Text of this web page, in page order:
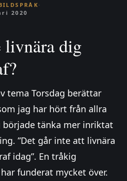
·
2020
livnära dig
tema Torsdag berättar
jag har hört från allra
tänka mer inriktat
”Det går inte att livnära
idag”. En tråkig
funderat mycket över.